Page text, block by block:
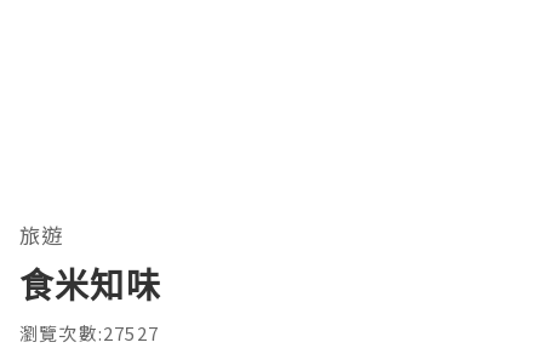
旅遊
食米知味
瀏覽次數:27527